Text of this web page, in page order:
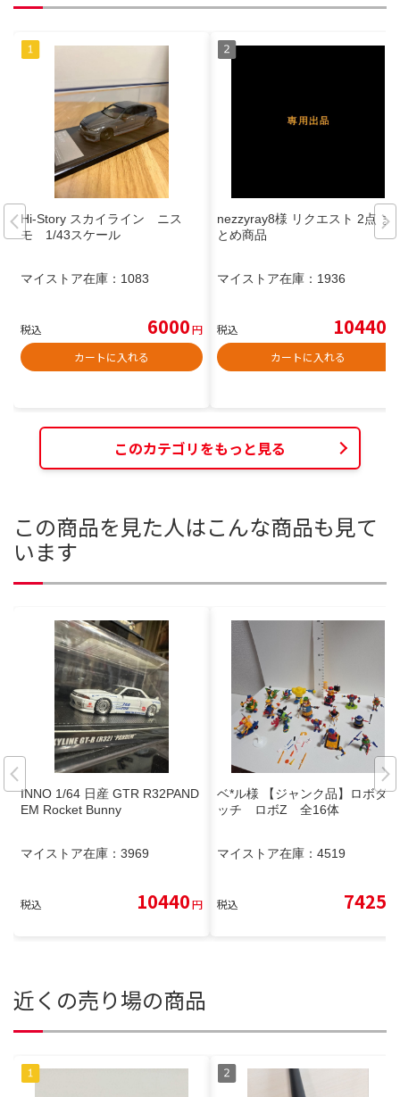
Hi-Story スカイライン ニス
モ 1/43スケール
マイストア在庫： 1083
税込 6000円
カートに入れる
nezzyray8様 リクエスト 2点 ま
とめ商品
マイストア在庫： 1936
税込 10440
カートに入れる
このカテゴリをもっと見る
この商品を見た人はこんな商品も見て
います
INNO 1/64 日産 GTR R32PAND
EM Rocket Bunny
マイストア在庫： 3969
税込 10440円
ベ*ル様 【ジャンク品】ロボダ
ッチ ロボZ 全16体
マイストア在庫： 4519
税込 7425
近くの売り場の商品